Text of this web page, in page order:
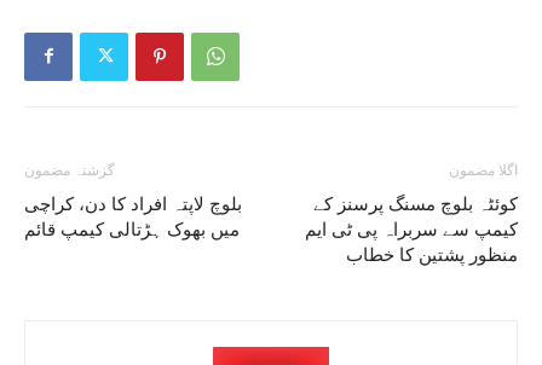
گزشتہ مضمون
بلوچ لاپتہ افراد کا دن، کراچی
میں بھوک ہڑتالی کیمپ قائم
اگلا مضمون
کوئٹہ بلوچ مسنگ پرسنز کے
کیمپ سے سربراہ پی ٹی ایم
منظور پشتین کا خطاب